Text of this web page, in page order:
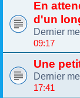
En
d'un
Dernier
09:17
Une
Dernier
17:41